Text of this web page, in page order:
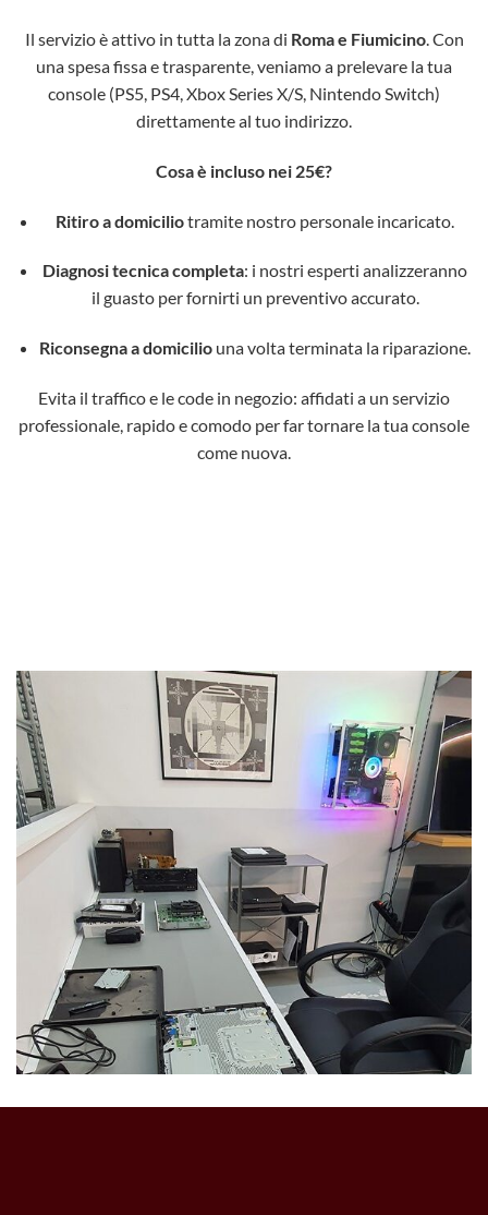
Il servizio è attivo in tutta la zona di Roma e Fiumicino. Con
una spesa fissa e trasparente, veniamo a prelevare la tua
console (PS5, PS4, Xbox Series X/S, Nintendo Switch)
direttamente al tuo indirizzo.
Cosa è incluso nei 25€?
Ritiro a domiciliotramite nostro personale incaricato.
Diagnosi tecnica completa: i nostri esperti analizzeranno
il guasto per fornirti un preventivo accurato.
Riconsegna a domicilio una volta terminata la riparazione.
Evita il traffico e le code in negozio: affidati a un servizio
professionale, rapido e comodo per far tornare la tua console
come nuova.